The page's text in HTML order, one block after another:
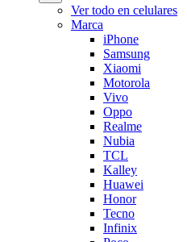
Ver todo en celulares
Marca
iPhone
Samsung
Xiaomi
Motorola
Vivo
Oppo
Realme
Nubia
TCL
Kalley
Huawei
Honor
Tecno
Infinix